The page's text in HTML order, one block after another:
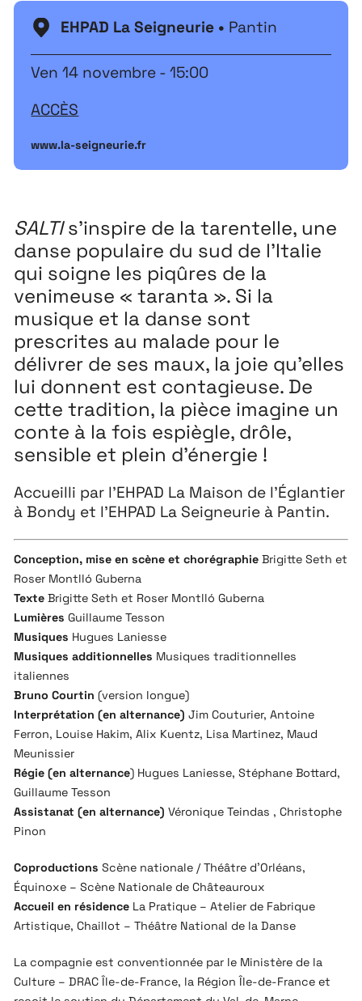
Extensions26
26 JUILLET ↘ 5 SEPTEMBRE
Playground26
Festival26
11 MAI ↘ 13 JUIN
SALTIs’inspire de la tarentelle, une
danse populaire du sud de l’Italie
qui soigne les piqûres de la
venimeuse « taranta ». Si la
musique et la danse sont
prescrites au malade pour le
délivrer de ses maux, la joie qu’elles
lui donnent est contagieuse. De
cette tradition, la pièce imagine un
conte à la fois espiègle, drôle,
sensible et plein d’énergie !
Accueilli par l’EHPAD La Maison de l’Églantier
à Bondy et l’EHPAD La Seigneurie à Pantin.
Conception, mise en scène et chorégraphie Brigitte Seth et
Roser Montlló Guberna
Texte Brigitte Seth et Roser Montlló Guberna
Lumières Guillaume Tesson
Musiques Hugues Laniesse
Musiques additionnelles Musiques traditionnelles
italiennes
Bruno Courtin (version longue)
Interprétation (en alternance) Jim Couturier, Antoine
Ferron, Louise Hakim, Alix Kuentz, Lisa Martinez, Maud
Meunissier
Régie (en alternance) Hugues Laniesse, Stéphane Bottard,
Guillaume Tesson
Assistanat (en alternance) Véronique Teindas , Christophe
Pinon
Coproductions Scène nationale / Théâtre d’Orléans,
Équinoxe – Scène Nationale de Châteauroux
Accueil en résidence La Pratique – Atelier de Fabrique
Artistique, Chaillot – Théâtre National de la Danse
La compagnie est conventionnée par le Ministère de la
Culture – DRAC Île-de-France, la Région Île-de-France et
EHPAD La Seigneurie • Pantin
Ven 14 novembre - 15:00
ACCÈS
www.la-seigneurie.fr